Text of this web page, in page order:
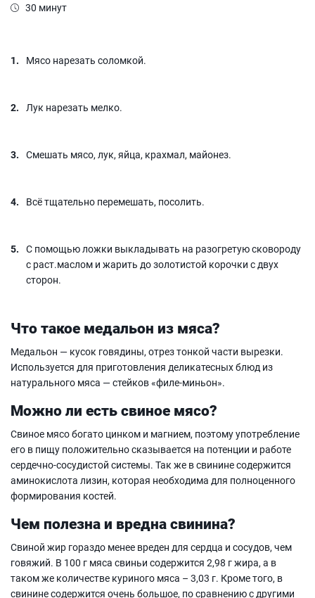
30 минут
Мясо нарезать соломкой.
Лук нарезать мелко.
Смешать мясо, лук, яйца, крахмал, майонез.
Всё тщательно перемешать, посолить.
С помощью ложки выкладывать на разогретую сковороду
с раст.маслом и жарить до золотистой корочки с двух
сторон.
Что такое медальон из мяса?
Медальон — кусок говядины, отрез тонкой части вырезки.
Используется для приготовления деликатесных блюд из
натурального мяса — стейков «филе-миньон».
Можно ли есть свиное мясо?
Свиное мясо богато цинком и магнием, поэтому употребление
его в пищу положительно сказывается на потенции и работе
сердечно-сосудистой системы. Так же в свинине содержится
аминокислота лизин, которая необходима для полноценного
формирования костей.
Чем полезна и вредна свинина?
Свиной жир гораздо менее вреден для сердца и сосудов, чем
говяжий. В 100 г мяса свиньи содержится 2,98 г жира, а в
таком же количестве куриного мяса – 3,03 г. Кроме того, в
свинине содержится очень большое, по сравнению с другими